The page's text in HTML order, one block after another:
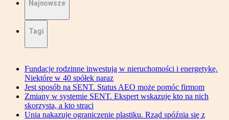
Najnowsze
Tagi
Fundacje rodzinne inwestują w nieruchomości i energetykę.
Niektóre w 40 spółek naraz
Jest sposób na SENT. Status AEO może pomóc firmom
Zmiany w systemie SENT. Ekspert wskazuje kto na nich
skorzysta, a kto straci
Unia nakazuje ograniczenie plastiku. Rząd spóźnia się z